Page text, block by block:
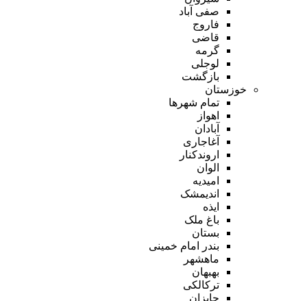
صفی آباد
فاروج
قاضی
گرمه
لوجلی
بازگشت
خوزستان
تمام شهر‌ها
اهواز
آبادان
آغاجاری
اروندکنار
الوان
امیدیه
اندیمشک
ایذه
باغ ملک
بستان
بندر امام خمینی
ماهشهر
بهبهان
ترکالکی
جایزان